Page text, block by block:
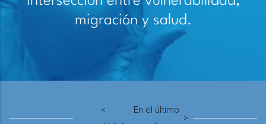
migración y salud.
<
En el último
>